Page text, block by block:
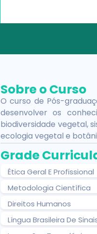
Sobre o Curso
O curso de Pós-
desenvolver os
biodiversidade vegetal,
ecologia vegetal e
Grade
Ética Geral E Profissional
Metodologia Científica
Direitos Humanos
Língua Brasileira De